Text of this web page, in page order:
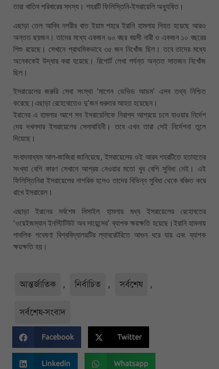
তারা খাতিব পরিবারের সদস্য। শহরটি ফিলিস্তিনি-ইসরায়েলি অধ্যুষিত।
এছাড়া তেল আবিব নগরীর বাত ইয়াম শহরে ইরানি হামলায় নিহত হয়েছে আরও
অন্তত ছয়জন। তাদের মধ্যে একজন ৬০ বছর বয়সী নারী ও একজন ১০ বছরের
শিশু রয়েছে। সেখানে প্রাথমিকভাবে ৩৫ জন নিখোঁজ ছিল। তবে তাদের মধ্যে
অনেককেই উদ্ধার করা হয়েছে। রিপোর্ট লেখা পর্যন্ত অন্তত সাতজন নিখোঁজ
ছিল।
ইসরায়েলের জরুরি সেবা সংস্থা ‘মাগেন ডেভিড আডম’ এসব তথ্য নিশ্চিত
করেছে।এছাড়া রেহেবোতেও দু’জন গুরুতর আহত হয়েছেন।
ইরানের এ হামলার আগে সব ইসরায়েলিকে নিরাপদ আশ্রয়ে চলে যাওয়ার নির্দেশ
দেয় দখলদার ইসরায়েলের সেনাবাহিনী। তবে এখন তারা সেই নির্দেশনা তুলে
দিয়েছে।
সংবাদমাধ্যম আল-জাজিরা জানিয়েছে, ইসরায়েলের ওই আরব শহরটিতে হতাহতের
সংখ্যা বেশি কারণ সেখানে আশ্রয় নেওয়ার মতো খুব বেশি সুবিধা নেই। এই
ফিলিস্তিনিরা ইসরায়েলের নাগরিক হলেও তাদের বিভিন্ন সুবিধা থেকে বঞ্চিত করে
রাখে ইসরায়েল।
এছাড়া ইরানের সর্বশেষ মিসাইল হামলায় মধ্য ইসরায়েলের রেহোবতের
‘ওয়েইজম্যান ইনস্টিটিউট অব সায়েন্সের’ ব্যাপক ক্ষয়ক্ষতি হয়েছে।ইরানি হামলায়
পাবলিক গবেষণা বিশ্ববিদ্যালয়টির ল্যাবরেটরিতে আগুন ধরে যায় এবং ব্যাপক
ক্ষয়ক্ষতি হয়।
আন্তর্জাতিক , নির্বাচিত , সর্বশেষ ,
সর্বশেষ-সংবাদ
Facebook Twitter
Linkedin Whatsapp